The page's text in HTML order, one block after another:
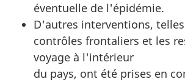
éventuelle de l'épidémie.
D'autres interventions,
contrôles frontaliers et les
voyage à l'intérieur
du pays, ont été prises en